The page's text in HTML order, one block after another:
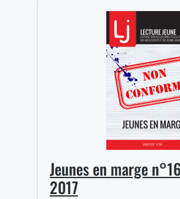
0,00€
à
10,00€
Jeunes en marge
2017